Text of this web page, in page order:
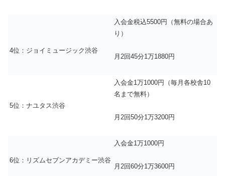
4位：ジョイミュージック渋谷
入会金税込5500円（無料の場合あ
り）
月2回45分1万1880円
5位：ナユタス渋谷
入会金1万1000円（毎月各校舎10
名まで無料）
月2回50分1万3200円
6位：リズムセブンアカデミー渋谷
入会金1万1000円
月2回60分1万3600円